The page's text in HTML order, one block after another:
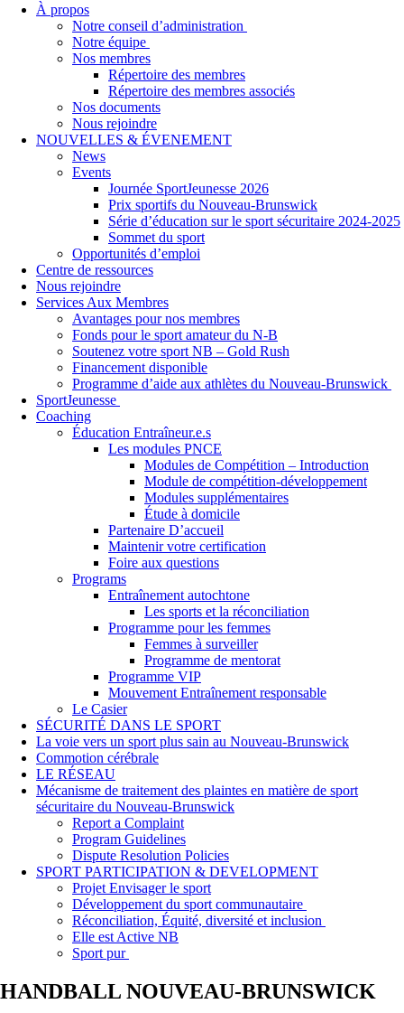
À propos
Notre conseil d’administration
Notre équipe
Nos membres
Répertoire des membres
Répertoire des membres associés
Nos documents
Nous rejoindre
NOUVELLES & ÉVENEMENT
News
Events
Journée SportJeunesse 2026
Prix sportifs du Nouveau-Brunswick
Série d’éducation sur le sport sécuritaire 2024-2025
Sommet du sport
Opportunités d’emploi
Centre de ressources
Nous rejoindre
Services Aux Membres
Avantages pour nos membres
Fonds pour le sport amateur du N-B
Soutenez votre sport NB – Gold Rush
Financement disponible
Programme d’aide aux athlètes du Nouveau-Brunswick
SportJeunesse
Coaching
Éducation Entraîneur.e.s
Les modules PNCE
Modules de Compétition – Introduction
Module de compétition-développement
Modules supplémentaires
Étude à domicile
Partenaire D’accueil
Maintenir votre certification
Foire aux questions
Programs
Entraînement autochtone
Les sports et la réconciliation
Programme pour les femmes
Femmes à surveiller
Programme de mentorat
Programme VIP
Mouvement Entraînement responsable
Le Casier
SÉCURITÉ DANS LE SPORT
La voie vers un sport plus sain au Nouveau-Brunswick
Commotion cérébrale
LE RÉSEAU
Mécanisme de traitement des plaintes en matière de sport
sécuritaire du Nouveau-Brunswick
Report a Complaint
Program Guidelines
Dispute Resolution Policies
SPORT PARTICIPATION & DEVELOPMENT
Projet Envisager le sport
Développement du sport communautaire
Réconciliation, Équité, diversité et inclusion
Elle est Active NB
Sport pur
HANDBALL NOUVEAU-BRUNSWICK